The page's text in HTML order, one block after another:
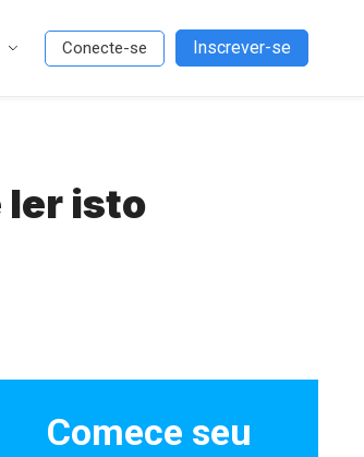
Conecte-se Inscrever-se
ler isto
Comece seu